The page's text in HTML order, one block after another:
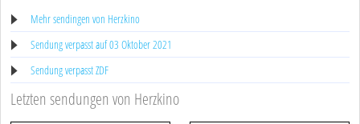
Mehr sendingen von Herzkino
Sendung verpasst auf 03 Oktober 2021
Sendung verpasst ZDF
Letzten sendungen von Herzkino